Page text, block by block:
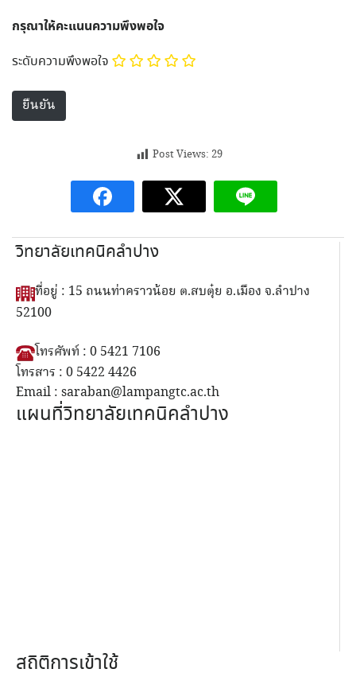
กรุณาให้คะแนนความพึงพอใจ
ระดับความพึงพอใจ
Post Views: 29
วิทยาลัยเทคนิคลำปาง
ที่อยู่ : 15 ถนนท่าคราวน้อย ต.สบตุ๋ย อ.เมือง จ.ลำปาง
52100
โทรศัพท์ : 0 5421 7106
โทรสาร : 0 5422 4426
Email : saraban@lampangtc.ac.th
แผนที่วิทยาลัยเทคนิคลำปาง
สถิติการเข้าใช้